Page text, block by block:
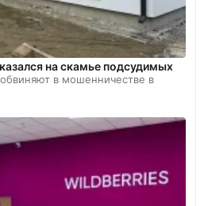
на скамье подсудимых
в мошенничестве в